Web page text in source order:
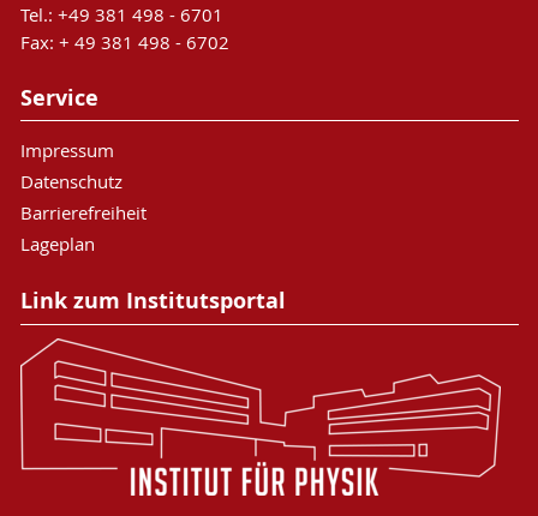
Tel.: +49 381 498 - 6701
Fax: + 49 381 498 - 6702
Service
Impressum
Datenschutz
Barrierefreiheit
Lageplan
Link zum Institutsportal